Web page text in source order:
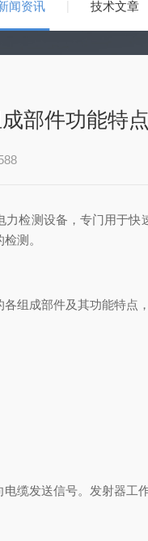
闻资讯 技术文章
部件功能特
测设备，专门用于快
测。
各组成部件及其功能特点
发送信号。发射器工